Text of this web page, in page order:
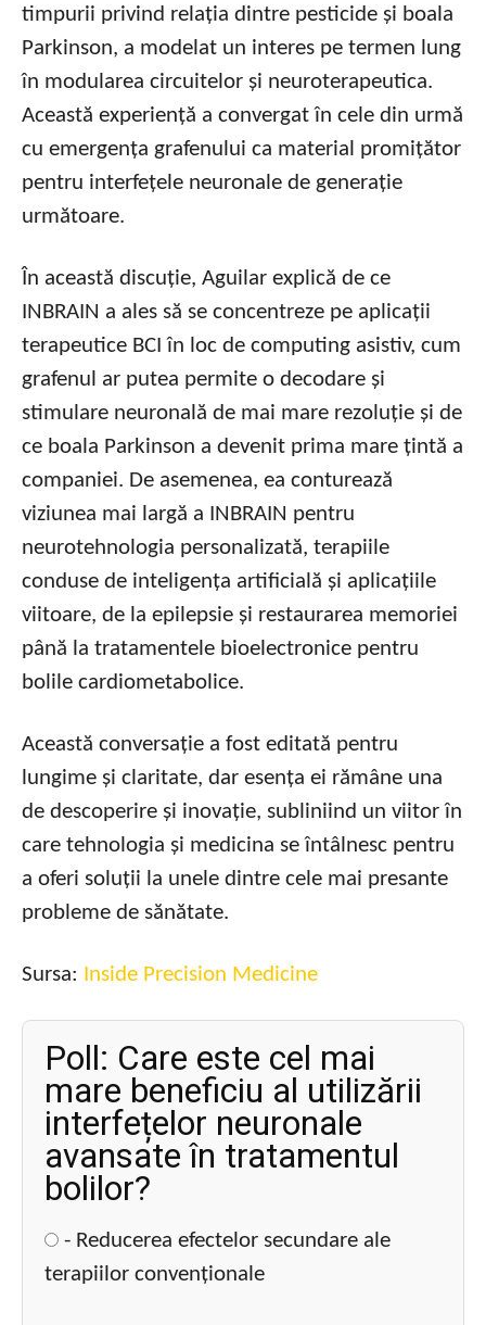
timpurii privind relația dintre pesticide și boala
Parkinson, a modelat un interes pe termen lung
în modularea circuitelor și neuroterapeutica.
Această experiență a convergat în cele din urmă
cu emergența grafenului ca material promițător
pentru interfețele neuronale de generație
următoare.
În această discuție, Aguilar explică de ce
INBRAIN a ales să se concentreze pe aplicații
terapeutice BCI în loc de computing asistiv, cum
grafenul ar putea permite o decodare și
stimulare neuronală de mai mare rezoluție și de
ce boala Parkinson a devenit prima mare țintă a
companiei. De asemenea, ea conturează
viziunea mai largă a INBRAIN pentru
neurotehnologia personalizată, terapiile
conduse de inteligența artificială și aplicațiile
viitoare, de la epilepsie și restaurarea memoriei
până la tratamentele bioelectronice pentru
bolile cardiometabolice.
Această conversație a fost editată pentru
lungime și claritate, dar esența ei rămâne una
de descoperire și inovație, subliniind un viitor în
care tehnologia și medicina se întâlnesc pentru
a oferi soluții la unele dintre cele mai presante
probleme de sănătate.
Sursa: Inside Precision Medicine
Poll: Care este cel mai
mare beneficiu al utilizării
interfețelor neuronale
avansate în tratamentul
bolilor?
- Reducerea efectelor secundare ale
terapiilor convenționale